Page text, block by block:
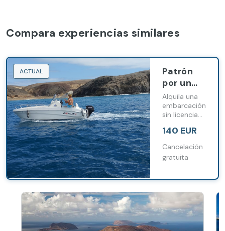
Compara experiencias similares
ACTUAL
Patrón
por un
día:
alquila tu
barco sin
licencia
Blanca
Alquila una
embarcación
sin licencia
personas y
la costa de
Playa Blanca
ritmo.
140 EUR
Cancelación
gratuita